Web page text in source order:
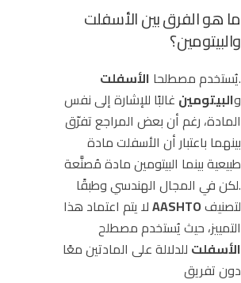
ما هو الفرق بين الأسفلت
والبيتومين؟
.يُستخدم مصطلحا الأسفلت
والبيتومين غالبًا للإشارة إلى نفس
المادة، رغم أن بعض المراجع تفرّق
بينهما باعتبار أن الأسفلت مادة
طبيعية بينما البيتومين مادة مُصنَّعة
.لكن في المجال الهندسي وطبقًا
لتصنيفAASHTOلا يتم اعتماد هذا
التمييز، حيث يُستخدم مصطلح
الأسفلت للدلالة على المادتين معًا
دون تفريق